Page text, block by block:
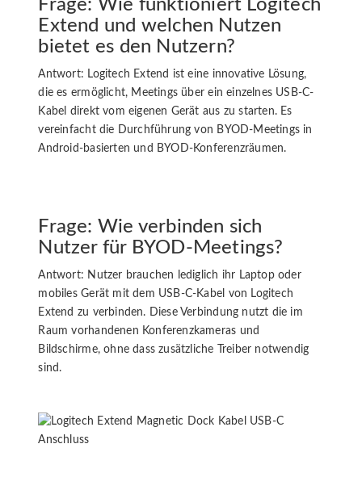
Frage: Wie funktioniert Logitech
Extend und welchen Nutzen
bietet es den Nutzern?
Antwort: Logitech Extend ist eine innovative Lösung,
die es ermöglicht, Meetings über ein einzelnes USB-C-
Kabel direkt vom eigenen Gerät aus zu starten. Es
vereinfacht die Durchführung von BYOD-Meetings in
Android-basierten und BYOD-Konferenzräumen.
Frage: Wie verbinden sich
Nutzer für BYOD-Meetings?
Antwort: Nutzer brauchen lediglich ihr Laptop oder
mobiles Gerät mit dem USB-C-Kabel von Logitech
Extend zu verbinden. Diese Verbindung nutzt die im
Raum vorhandenen Konferenzkameras und
Bildschirme, ohne dass zusätzliche Treiber notwendig
sind.